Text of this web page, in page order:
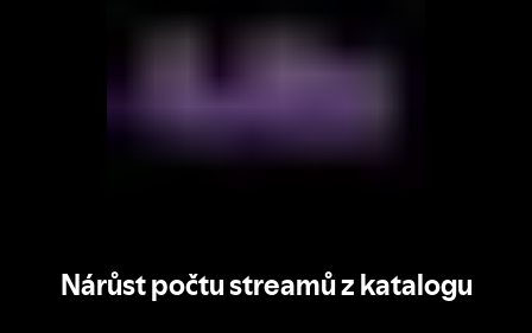
Nárůst počtu streamů z katalogu